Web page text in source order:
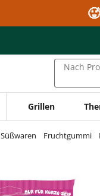
Nach
Grillen
Süßwaren Fruchtgummi